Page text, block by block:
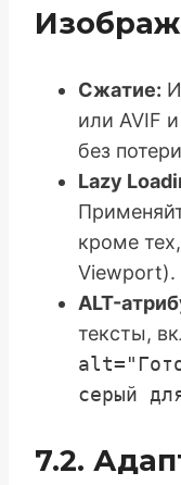
Сжатие:
или AVIF
без
Lazy
кроме
Viewport).
ALT-
тексты,
серый
7.2.